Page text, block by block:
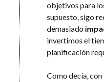
objetivos para
supuesto, sigo
demasiado
invertimos el
planificación
Como decía,